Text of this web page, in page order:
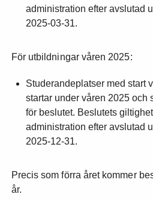
administration efter avslutad
2025-03-31.
För utbildningar våren 2025:
Studerandeplatser med start
startar under våren 2025 och
för beslutet. Beslutets
administration efter avslutad
2025-12-31.
Precis som förra året kommer
år.